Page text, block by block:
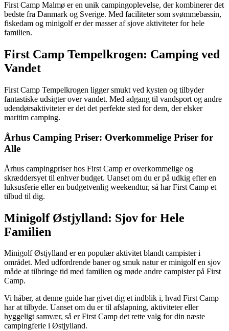
First Camp Malmø er en unik campingoplevelse, der kombinerer det
bedste fra Danmark og Sverige. Med faciliteter som svømmebassin,
fiskedam og minigolf er der masser af sjove aktiviteter for hele
familien.
First Camp Tempelkrogen: Camping ved
Vandet
First Camp Tempelkrogen ligger smukt ved kysten og tilbyder
fantastiske udsigter over vandet. Med adgang til vandsport og andre
udendørsaktiviteter er det det perfekte sted for dem, der elsker
maritim camping.
Århus Camping Priser: Overkommelige Priser for
Alle
Århus campingpriser hos First Camp er overkommelige og
skræddersyet til enhver budget. Uanset om du er på udkig efter en
luksusferie eller en budgetvenlig weekendtur, så har First Camp et
tilbud til dig.
Minigolf Østjylland: Sjov for Hele
Familien
Minigolf Østjylland er en populær aktivitet blandt campister i
området. Med udfordrende baner og smuk natur er minigolf en sjov
måde at tilbringe tid med familien og møde andre campister på First
Camp.
Vi håber, at denne guide har givet dig et indblik i, hvad First Camp
har at tilbyde. Uanset om du er til afslapning, aktiviteter eller
hyggeligt samvær, så er First Camp det rette valg for din næste
campingferie i Østjylland.